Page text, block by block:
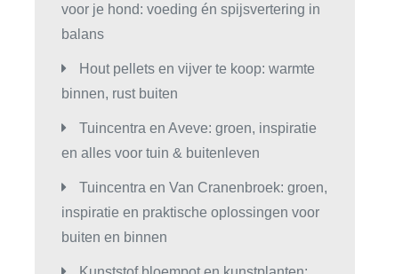
voor je hond: voeding én spijsvertering in
balans
Hout pellets en vijver te koop: warmte
binnen, rust buiten
Tuincentra en Aveve: groen, inspiratie
en alles voor tuin & buitenleven
Tuincentra en Van Cranenbroek: groen,
inspiratie en praktische oplossingen voor
buiten en binnen